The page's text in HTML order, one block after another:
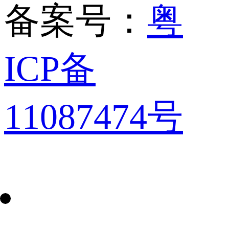
备案号： 粤
ICP备
11087474号